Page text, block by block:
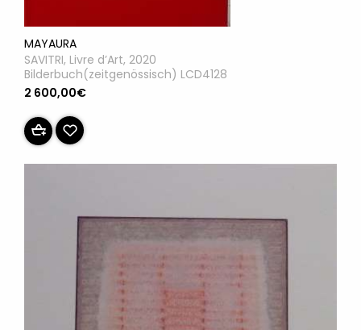
MAYAURA
SAVITRI, Livre d’Art, 2020
Bilderbuch(zeitgenössisch) LCD4128
2 600,00€